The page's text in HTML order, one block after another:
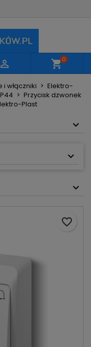
 shopping_cart0
włączniki
Elektro-
Przycisk dzwonek
Plast
favorite_border
Utwórz listę życzeń
produkty na
Zaloguj się